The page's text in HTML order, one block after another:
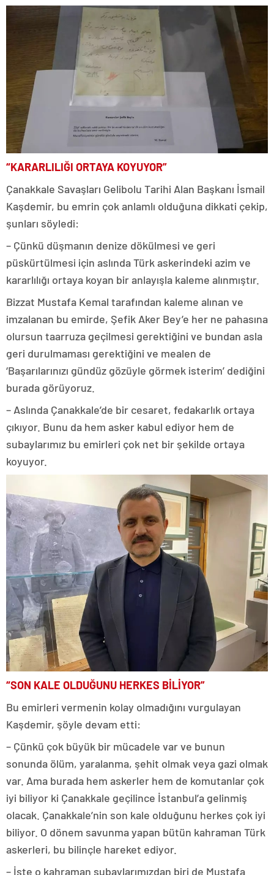
“KARARLILIĞI ORTAYA KOYUYOR”
Çanakkale Savaşları Gelibolu Tarihi Alan Başkanı İsmail
Kaşdemir, bu emrin çok anlamlı olduğuna dikkati çekip,
şunları söyledi:
– Çünkü düşmanın denize dökülmesi ve geri
püskürtülmesi için aslında Türk askerindeki azim ve
kararlılığı ortaya koyan bir anlayışla kaleme alınmıştır.
Bizzat Mustafa Kemal tarafından kaleme alınan ve
imzalanan bu emirde, Şefik Aker Bey’e her ne pahasına
olursun taarruza geçilmesi gerektiğini ve bundan asla
geri durulmaması gerektiğini ve mealen de
‘Başarılarınızı gündüz gözüyle görmek isterim’ dediğini
burada görüyoruz.
– Aslında Çanakkale’de bir cesaret, fedakarlık ortaya
çıkıyor. Bunu da hem asker kabul ediyor hem de
subaylarımız bu emirleri çok net bir şekilde ortaya
koyuyor.
“SON KALE OLDUĞUNU HERKES BİLİYOR”
Bu emirleri vermenin kolay olmadığını vurgulayan
Kaşdemir, şöyle devam etti:
– Çünkü çok büyük bir mücadele var ve bunun
sonunda ölüm, yaralanma, şehit olmak veya gazi olmak
var. Ama burada hem askerler hem de komutanlar çok
iyi biliyor ki Çanakkale geçilince İstanbul’a gelinmiş
olacak. Çanakkale’nin son kale olduğunu herkes çok iyi
biliyor. O dönem savunma yapan bütün kahraman Türk
askerleri, bu bilinçle hareket ediyor.
– İşte o kahraman subaylarımızdan biri de Mustafa